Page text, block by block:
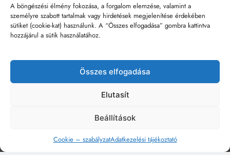
A böngészési élmény fokozása, a forgalom elemzése, valamint a
személyre szabott tartalmak vagy hirdetések megjelenítése érdekében
sütiket (cookie-kat) használunk. A “Összes elfogadása” gombra kattintva
hozzájárul a sütik használatához.
Összes elfogadása
Elutasít
Beállítások
Cookie – szabályzatAdatkezelési tájékoztató